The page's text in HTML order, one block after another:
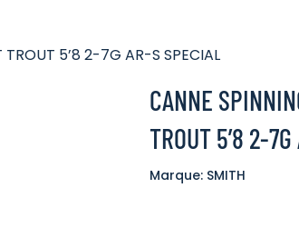
5’8 2-7G AR-S SPECIAL
CANNE
TROUT 5’8 2-
Marque: SMITH